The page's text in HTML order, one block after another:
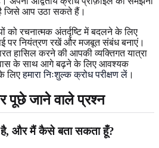
जिसे आप उठा सकते हैं।
को रचनात्मक अंतर्दृष्टि में बदलने के लिए
पर नियंत्रण रखें और मजबूत संबंध बनाएं।
हासिल करने की आपकी व्यक्तिगत यात्रा
के साथ आगे बढ़ने के लिए आवश्यक
के लिएहमारा निःशुल्क क्रोध परीक्षण लें ।
पूछे जाने वाले प्रश्न
है, और मैं कैसे बता सकता हूँ?